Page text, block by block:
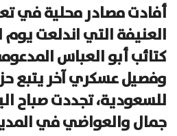
أفادت مصادر محلية في
العنيفة التي اندلعت
كتائب أبو العباس
وفصيل عسكري آخر يتبع
للسعودية، تجددت صباح
جمال والعواضي في